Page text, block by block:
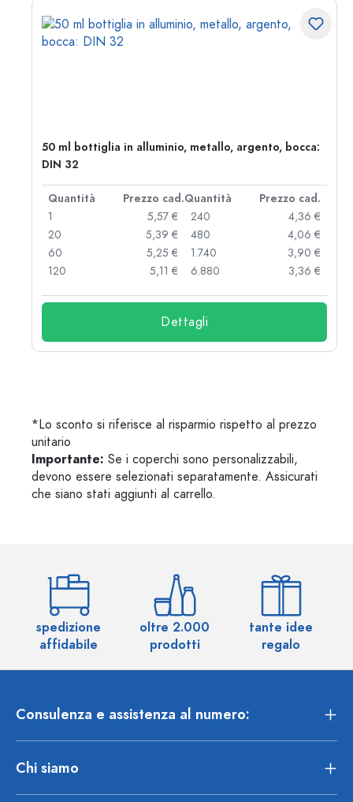
50 ml bottiglia in alluminio, metallo, argento, bocca:
DIN 32
Quantità Prezzo cad.Quantità
Prezzo cad.
1
5,57 €
20
5,39 €
60
5,25 €
120
5,11 €
240
4,36 €
480
4,06 €
1.740
3,90 €
6.880
3,36 €
Dettagli
*Lo sconto si riferisce al risparmio rispetto al prezzo
unitario
Importante: Se i coperchi sono personalizzabili,
devono essere selezionati separatamente. Assicurati
che siano stati aggiunti al carrello.
spedizione
affidabile
oltre 2.000
prodotti
tante idee
regalo
Consulenza e assistenza al numero:
Chi siamo